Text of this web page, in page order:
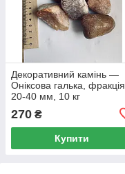
Декоративний камінь —
Оніксова галька, фракція
20-40 мм, 10 кг
270 ₴
Купити